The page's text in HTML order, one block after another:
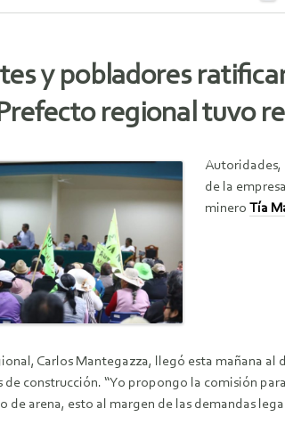
y pobladores
regional tuvo
Autoridades,
de la empresa
minero Tía
Carlos Mantegazza, llegó esta mañana
de construcción. “Yo propongo la comisión
de arena, esto al margen de las demandas